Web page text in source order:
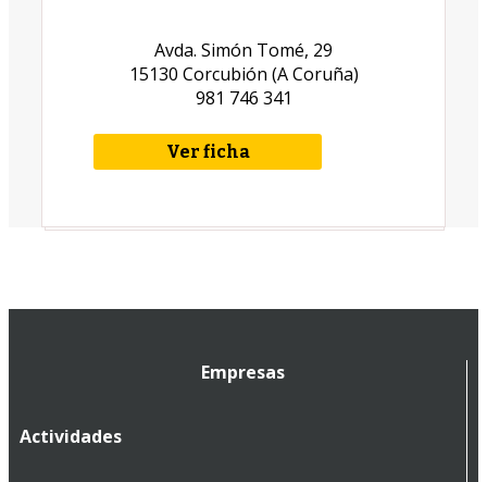
Avda. Simón Tomé, 29
15130 Corcubión (A Coruña)
981 746 341
Ver ficha
Empresas
Actividades